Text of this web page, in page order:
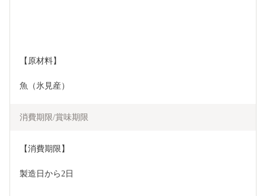
【原材料】
魚（氷見産）
消費期限/賞味期限
【消費期限】
製造日から2日